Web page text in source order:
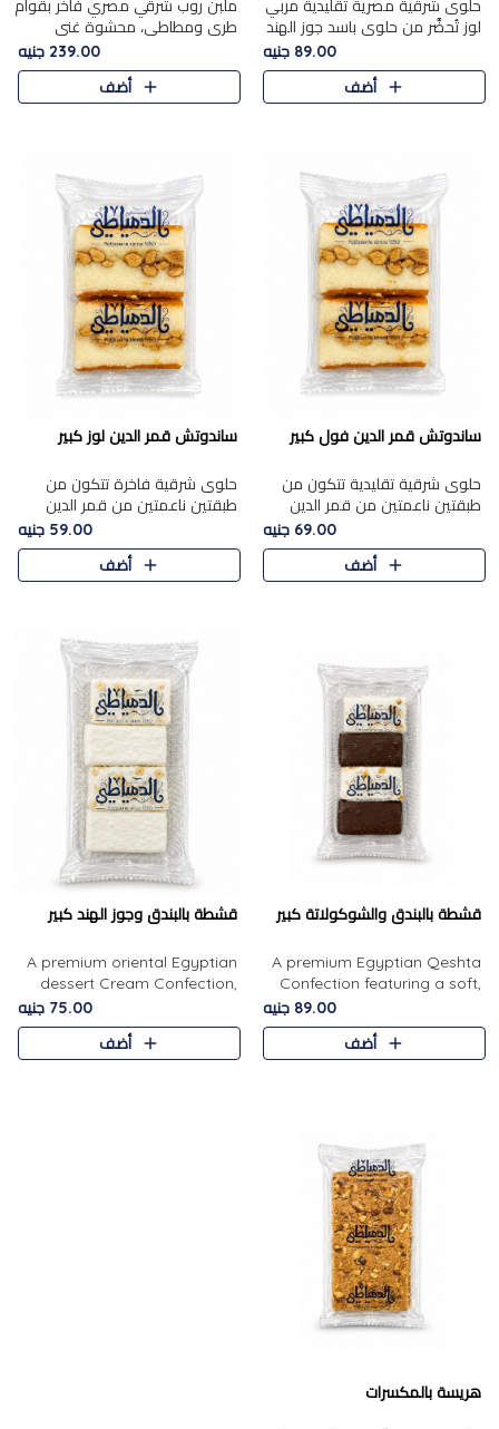
حلوى شرقية مصرية تقليدية مربي
لوز تُحضَّر من حلوى باسد جوز الهند
بقوام طري ومذاق غني، وتُزين
وتغطاه بقطع اللوز الفاخر التي
تضيف لمسة مميزة م..
89.00 جنيه
أضف
ملبن روب شرقي مصري فاخر بقوام
طري ومطاطي، محشوة غني
بسخاء بقطع عين الجمل واللوز
الفاخر التي تضيف قرمشة مميزة
ومرضية ونكهة ناتي غنية في كل
239.00 جنيه
أضف
ساندوتش قمر الدين فول كبير
حلوى شرقية تقليدية تتكون من
طبقتين ناعمتين من قمر الدين
الفاخر، تتوسطهما حشوة غنية من
الفول السوداني المحمص، لتجمع
بين حلاوة المشمش الطبيعية..
69.00 جنيه
أضف
ساندوتش قمر الدين لوز كبير
حلوى شرقية فاخرة تتكون من
طبقتين ناعمتين من قمر الدين
الفاخر، تتوسطهما حشوة غنية من
اللوز المحمص لتمنح مزيجًا متوازنًا
من النعومة والقرمشة. ..
59.00 جنيه
أضف
قشطة بالبندق والشوكولاتة كبير
A premium Egyptian Qeshta
Confection featuring a soft,
creamy texture paired with a
rich layer of premium
chocolate and the distinctive
89.00 جنيه
أضف
قشطة بالبندق وجوز الهند كبير
A premium oriental Egyptian
dessert Cream Confection,
featuring a soft, creamy
texture and the distinctive
flavor of roasted hazelnuts.
75.00 جنيه
أضف
هريسة بالمكسرات